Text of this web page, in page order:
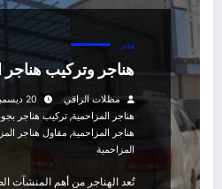
هناجر
هناجر وتركيب هناجر
مظلات الراقي 20 ديسمبر، 2025
هناجر المزاحمية, تركيب هناجر
هناجر المزاحمية, مقاول هناجر
المزاحمية
تُعد الهناجر من أهم المنشآت